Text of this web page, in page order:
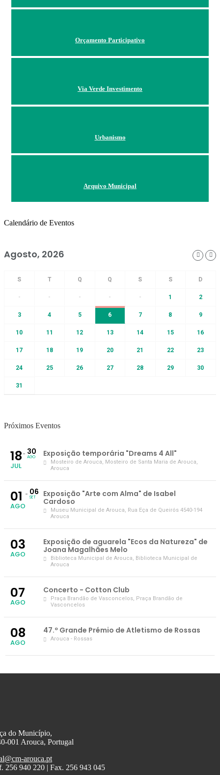
Orçamento Participativo
Via Verde Investimento
Urbanismo
Arquivo Municipal
Calendário de Eventos
Agosto, 2026
- - - - - 1 2
3 4 5 6 7 8 9
10 11 12 13 14 15 16
17 18 19 20 21 22 23
24 25 26 27 28 29 30
31
Próximos Eventos
18
JUL
30
AGO Exposição temporária "Dreams 4 All"
Mosteiro de Arouca, Mosteiro de Santa Maria de Arouca,
Arouca
01
AGO
06
SET
Exposição "Arte com Alma" de Isabel
Cardoso
Museu Municipal de Arouca, Rua Eça de Queirós 4540-194
Arouca
03
AGO
Exposição de aguarela "Ecos da Natureza" de
Joana Magalhães Melo
Biblioteca Municipal de Arouca, Biblioteca Municipal de
Arouca
07
AGO
Concerto - Cotton Club
Praça Brandão de Vasconcelos, Praça Brandão de
Vasconcelos
08
AGO
47.º Grande Prémio de Atletismo de Rossas
Arouca - Rossas
do Município,
001 Arouca, Portugal
arouca.pt
256 940 220 | Fax. 256 943 045